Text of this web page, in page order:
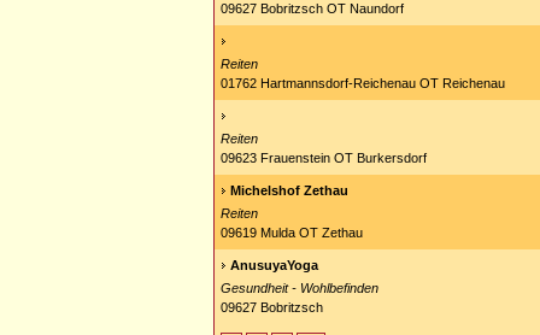
09627 Bobritzsch OT Naundorf
Reiten
01762 Hartmannsdorf-Reichenau OT Reichenau
Reiten
09623 Frauenstein OT Burkersdorf
Michelshof Zethau
Reiten
09619 Mulda OT Zethau
AnusuyaYoga
Gesundheit - Wohlbefinden
09627 Bobritzsch